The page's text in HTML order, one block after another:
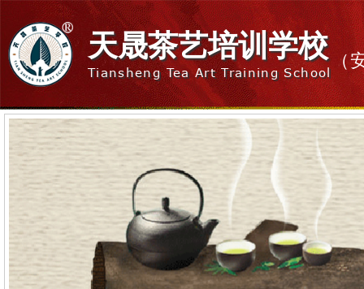
天晟茶艺培训学校
Tiansheng Tea Art Training School
（